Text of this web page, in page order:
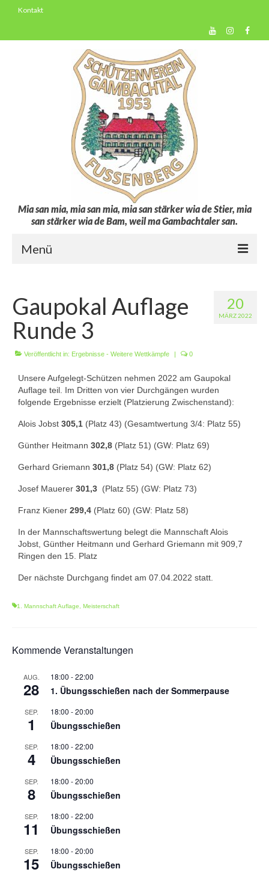
Kontakt
Mia san mia, mia san mia, mia san stärker wia de Stier, mia
san stärker wia de Bam, weil ma Gambachtaler san.
Menü
Vorstandschaft
Unsere Erfolge
Vereinschronik
Die Geschichte unserer Kapelle
Jugendarbeit
Ergebnisse
1. Mannschaft Luftpistole
1. Mannschaft Auflage
2. Mannschaft Auflage
Weitere Wettkämpfe
Galerie
FAQ
Sektion Am Wenzenbach
Sektionsliga Ergebnisse
20
MÄRZ 2022
Gaupokal Auflage
Runde 3
Veröffentlicht in: Ergebnisse - Weitere Wettkämpfe 0
Unsere Aufgelegt-Schützen nehmen 2022 am Gaupokal
Auflage teil. Im Dritten von vier Durchgängen wurden
folgende Ergebnisse erzielt (Platzierung Zwischenstand):
Alois Jobst 305,1 (Platz 43) (Gesamtwertung 3/4: Platz 55)
Günther Heitmann 302,8 (Platz 51) (GW: Platz 69)
Gerhard Griemann 301,8 (Platz 54) (GW: Platz 62)
Josef Mauerer 301,3 (Platz 55) (GW: Platz 73)
Franz Kiener 299,4 (Platz 60) (GW: Platz 58)
In der Mannschaftswertung belegt die Mannschaft Alois
Jobst, Günther Heitmann und Gerhard Griemann mit 909,7
Ringen den 15. Platz
Der nächste Durchgang findet am 07.04.2022 statt.
1. Mannschaft Auflage, Meisterschaft
Kommende Veranstaltungen
AUG.
28
18:00 -22:00
1. Übungsschießen nach der Sommerpause
SEP.
1
18:00 -20:00
Übungsschießen
SEP.
4
18:00 -22:00
Übungsschießen
SEP.
8
18:00 -20:00
Übungsschießen
SEP.
11
18:00 -22:00
Übungsschießen
SEP.
15
18:00 -20:00
Übungsschießen